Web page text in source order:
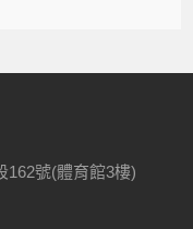
162號(體育館3樓)